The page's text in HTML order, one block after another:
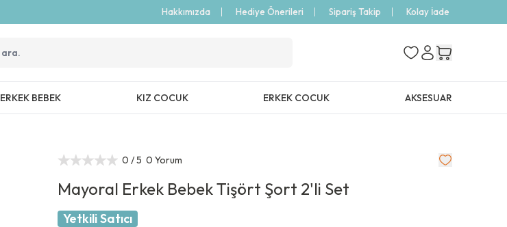
Hakkımızda Hediye Önerileri Sipariş Takip Kolay İade
ERKEK BEBEK KIZ COCUK ERKEK COCUK AKSESUAR
0 / 5 0 Yorum
Mayoral Erkek Bebek Tişört Şort 2'li Set
Yetkili Satıcı